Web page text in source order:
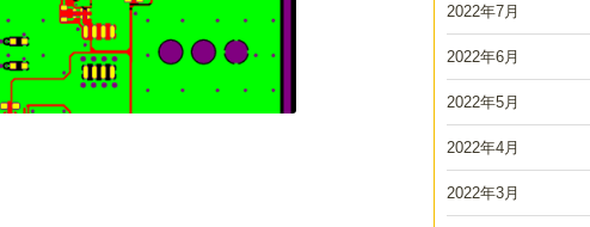
2022年7月
2022年6月
2022年5月
2022年4月
2022年3月